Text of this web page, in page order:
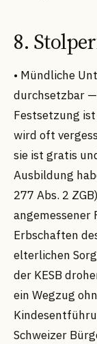
8.
• Mündliche
durchsetzbar
Festsetzung
wird oft
sie ist gratis
Ausbildung
277 Abs. 2
angemessener
Erbschaften
elterlichen
der KESB
ein Wegzug
Schweizer